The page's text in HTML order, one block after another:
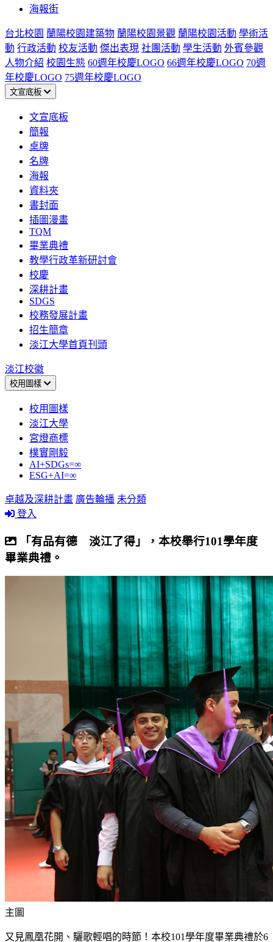
海報街
台北校園 蘭陽校園建築物 蘭陽校園景觀 蘭陽校園活動 學術活
動 行政活動 校友活動 傑出表現 社團活動 學生活動 外賓參觀
人物介紹 校園生態 60週年校慶LOGO 66週年校慶LOGO 70週
年校慶LOGO 75週年校慶LOGO
文宣底板
文宣底板
簡報
桌牌
名牌
海報
資料夾
書封面
插圖漫畫
TQM
畢業典禮
教學行政革新研討會
校慶
深耕計畫
SDGS
校務發展計畫
招生簡章
淡江大學首頁刊頭
淡江校徽
校用圖樣
校用圖樣
淡江大學
宮燈商標
樸實剛毅
AI+SDGs=∞
ESG+AI=∞
卓越及深耕計畫 廣告輪播 未分類
登入
「有品有德 淡江了得」，本校舉行101學年度
畢業典禮。
主圖
又見鳳凰花開、驪歌輕唱的時節！本校101學年度畢業典禮於6